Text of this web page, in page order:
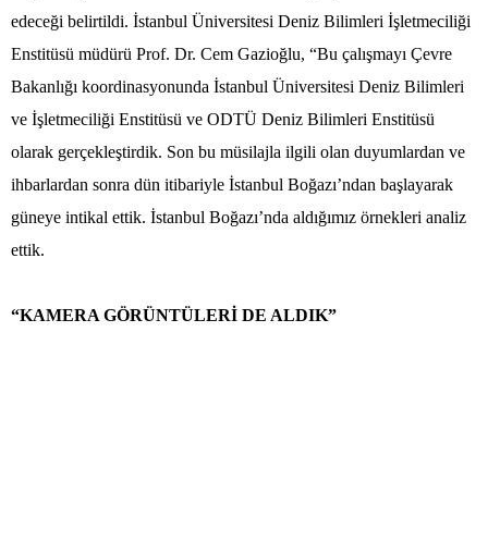
edeceği belirtildi. İstanbul Üniversitesi Deniz Bilimleri İşletmeciliği
Enstitüsü müdürü Prof. Dr. Cem Gazioğlu, “Bu çalışmayı Çevre
Bakanlığı koordinasyonunda İstanbul Üniversitesi Deniz Bilimleri
ve İşletmeciliği Enstitüsü ve ODTÜ Deniz Bilimleri Enstitüsü
olarak gerçekleştirdik. Son bu müsilajla ilgili olan duyumlardan ve
ihbarlardan sonra dün itibariyle İstanbul Boğazı’ndan başlayarak
güneye intikal ettik. İstanbul Boğazı’nda aldığımız örnekleri analiz
ettik.
“KAMERA GÖRÜNTÜLERİ DE ALDIK”